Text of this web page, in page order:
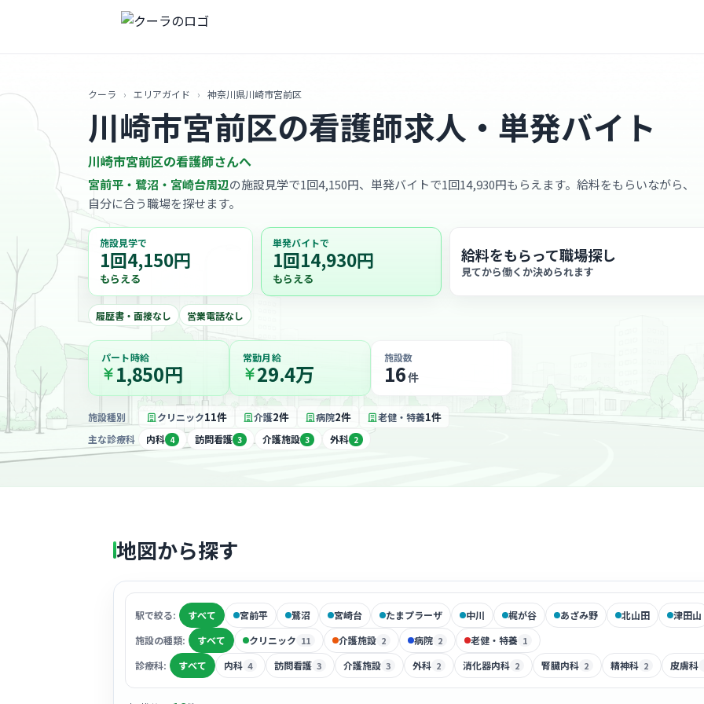
クーラ › エリアガイド › 神奈川県川崎市宮前区
川崎市宮前区の看護師求人・単発バイト
川崎市宮前区の看護師さんへ
宮前平・鷺沼・宮崎台周辺の施設見学で1回4,150円、単発バイトで1回14,930円もらえます。給料をもらいながら、
自分に合う職場を探せます。
施設見学で
1回4,150円
もらえる
単発バイトで
1回14,930円
もらえる
給料をもらって職場探し
見てから働くか決められます
履歴書・面接なし 営業電話なし
パート時給
1,850円
常勤月給
29.4万
施設数
16件
施設種別 クリニック11件 介護2件 病院2件 老健・特養1件
主な診療科 内科 4 訪問看護 3 介護施設 3 外科 2
地図から探す
駅で絞る: すべて 宮前平 鷺沼 宮崎台 たまプラーザ 中川 梶が谷 あざみ野 北山田
津田山
施設の種類:
すべて クリニック 11 介護施設 2 病院 2 老健・特養 1
診療科: すべて 内科 4 訪問看護 3 介護施設 3 外科 2 消化器内科 2 腎臓内科 2 精神科 2 皮膚科